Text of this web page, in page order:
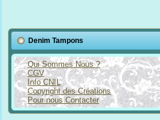
Denim Tampons
Qui Sommes Nous ?
CGV
Info CNIL
Copyright des Créations
Pour nous Contacter